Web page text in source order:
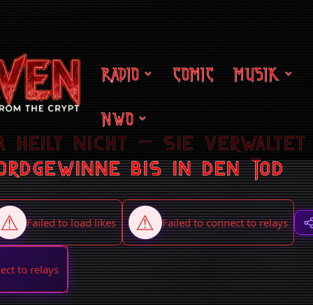
RADIO COMIC MUSIK
NWO
heilt nicht – sie verwaltet
bis in den Tod